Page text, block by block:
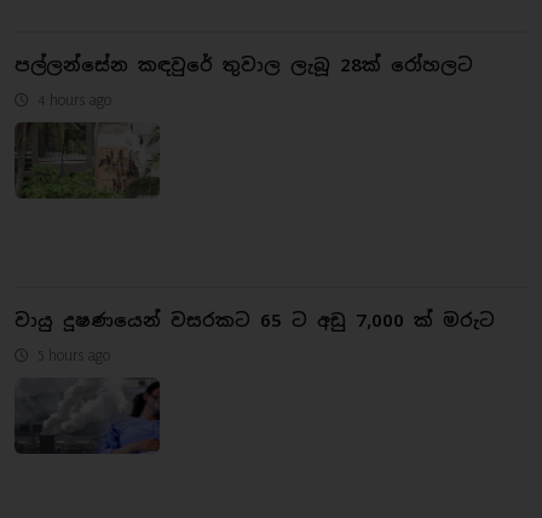
පල්ලන්සේන කඳවුරේ තුවාල ලැබූ 28ක් රෝහලට
4 hours ago
වායු දූෂණයෙන් වසරකට 65 ට අඩු 7,000 ක් මරුට
5 hours ago